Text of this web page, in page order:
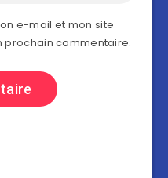
e-mail et mon site
prochain commentaire.